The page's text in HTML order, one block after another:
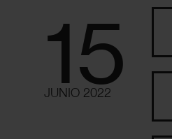
15
JUNIO 2022